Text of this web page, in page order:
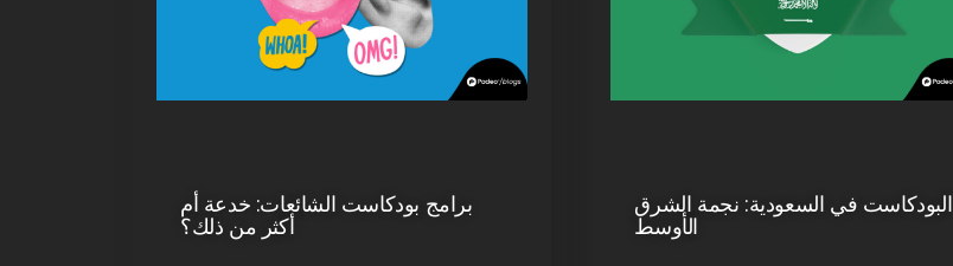
البودكاست في السعودية: نجمة الشرق
الأوسط
برامج بودكاست الشائعات: خدعة أم
أكثر من ذلك؟